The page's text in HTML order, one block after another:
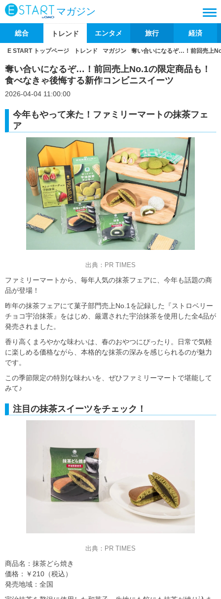
マガジン
総合 トレンド エンタメ 旅行 経済
E START トップページ トレンド マガジン 奪い合いになるぞ…！前回売上
奪い合いになるぞ…！前回売上No.1の限定商品も！
食べなきゃ後悔する新作コンビニスイーツ
2026-04-04 11:00:00
今年もやって来た！ファミリーマートの抹茶フェ
ア
出典：PR TIMES
ファミリーマートから、毎年人気の抹茶フェアに、今年も話題の商
品が登場！
昨年の抹茶フェアにて菓子部門売上No.1を記録した『ストロベリー
チョコ宇治抹茶』をはじめ、厳選された宇治抹茶を使用した全4品が
発売されました。
香り高くまろやかな味わいは、春のおやつにぴったり。日常で気軽
に楽しめる価格ながら、本格的な抹茶の深みを感じられるのが魅力
です。
この季節限定の特別な味わいを、ぜひファミリーマートで堪能して
みて♪
注目の抹茶スイーツをチェック！
出典：PR TIMES
商品名：抹茶どら焼き
価格：￥210（税込）
発売地域：全国